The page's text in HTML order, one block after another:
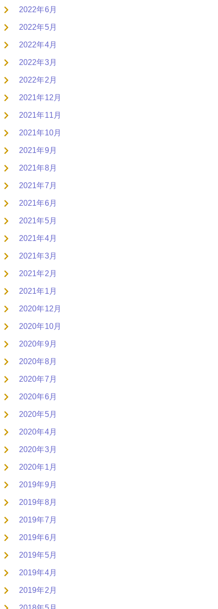
2022年6月
2022年5月
2022年4月
2022年3月
2022年2月
2021年12月
2021年11月
2021年10月
2021年9月
2021年8月
2021年7月
2021年6月
2021年5月
2021年4月
2021年3月
2021年2月
2021年1月
2020年12月
2020年10月
2020年9月
2020年8月
2020年7月
2020年6月
2020年5月
2020年4月
2020年3月
2020年1月
2019年9月
2019年8月
2019年7月
2019年6月
2019年5月
2019年4月
2019年2月